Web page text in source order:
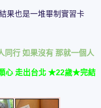
果也是一堆畢制實習卡
同行 如果沒有 那就一個人
心 走出台北 ★22歲★完結